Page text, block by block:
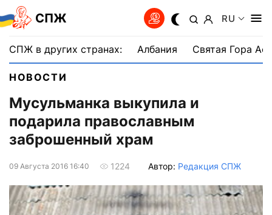
СПЖ RU
СПЖ в других странах: Албания Святая Гора
НОВОСТИ
Мусульманка выкупила и
подарила православным
заброшенный храм
09 Августа 2016 16:40 1224 Автор: Редакция СПЖ